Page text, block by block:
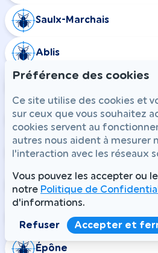
Saulx-Marchais
Ablis
Prunay-en-Yvelines
Saint-Martin-de-
Médan
Villennes-sur-Seine
Épône
Préférence des cookies
Ce site utilise des cookies et
sur ceux que vous souhaitez
cookies servent au
autres nous aident à mesurer
l'interaction avec les réseaux
Vous pouvez les accepter ou
notre Politique de
d'informations.
Refuser Accepter et